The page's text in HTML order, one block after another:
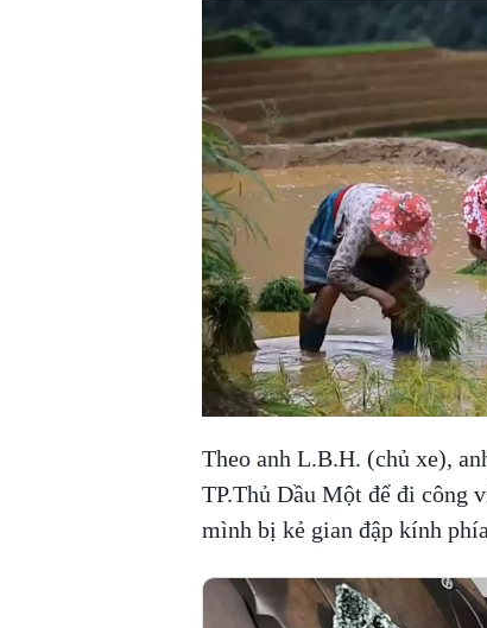
Theo anh L.B.H. (chủ xe),
TP.Thủ Dầu Một để đi công
mình bị kẻ gian đập kính